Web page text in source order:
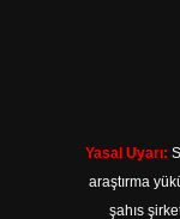
Yasal Uyarı:
araştırma
şahıs